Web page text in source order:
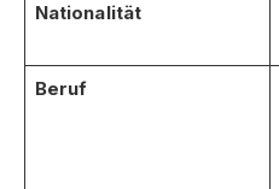
Nationalität
Beruf